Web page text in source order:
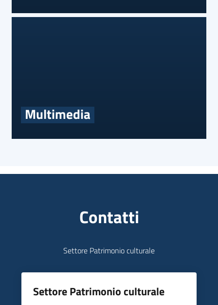
Multimedia
Contatti
Settore Patrimonio culturale
Settore Patrimonio culturale